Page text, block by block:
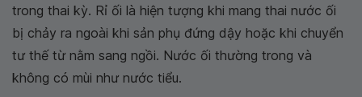
trong thai kỳ. Rỉ ối là hiện tượng khi mang thai nước ối
bị chảy ra ngoài khi sản phụ đứng dậy hoặc khi chuyển
tư thế từ nằm sang ngồi. Nước ối thường trong và
không có mùi như nước tiểu.